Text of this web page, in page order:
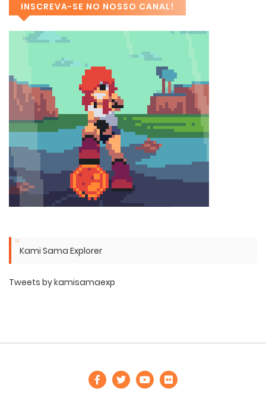
INSCREVA-SE NO NOSSO CANAL!
Kami Sama Explorer
Tweets by kamisamaexp